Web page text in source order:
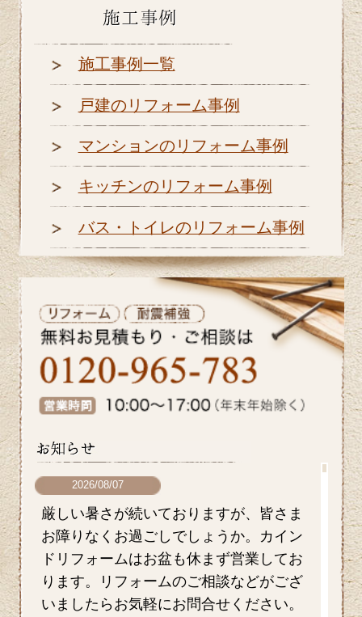
施工事例一覧
戸建のリフォーム事例
マンションのリフォーム事例
キッチンのリフォーム事例
バス・トイレのリフォーム事例
2026/08/07
厳しい暑さが続いておりますが、皆さま
お障りなくお過ごしでしょうか。カイン
ドリフォームはお盆も休まず営業してお
ります。リフォームのご相談などがござ
いましたらお気軽にお問合せください。